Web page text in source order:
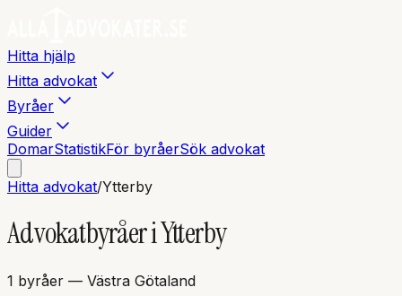
Hitta hjälp
Hitta advokat
Byråer
Guider
DomarStatistikFör byråerSök advokat
Hitta advokat/Ytterby
Advokatbyråer iYtterby
1 byråer — Västra Götaland